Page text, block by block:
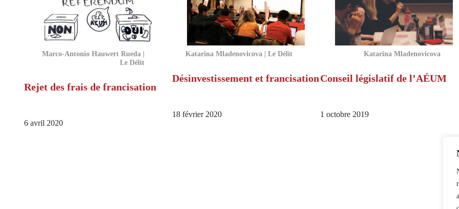
Marco-Antonio Hauwert Rueda |
Le Délit
Rejet des frais de francisation
6 avril 2020
Katarina Mladenovicova | Le Délit
Désinvestissement et francisation
18 février 2020
Katarina Mladenovicova
Conseil législatif de l’AÉUM
1 octobre 2019